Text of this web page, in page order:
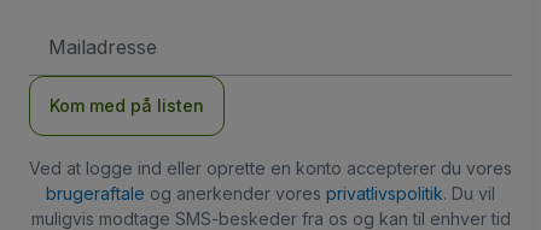
adresse
Kom med på listen
Ved at logge ind eller oprette en konto accepterer du vores
brugeraftale og anerkender vores privatlivspolitik. Du vil
muligvis modtage SMS-beskeder fra os og kan til enhver tid